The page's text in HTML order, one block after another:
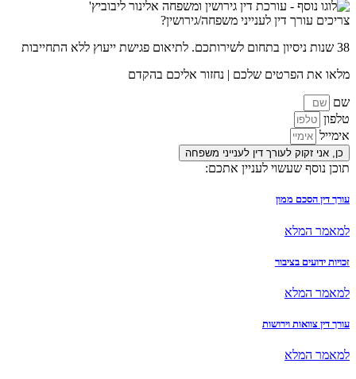
צריכים עורך דין לענייני משפחה/גירושין?
38 שנות ניסיון בתחום לשירותכם. לתיאום פגישת ייעוץ ללא התחייבות
מלאו את הפרטים שלכם | נחזור אליכם בהקדם
שם
טלפון
אימייל
כן, אני זקוק לעורך דין לענייני משפחה
תוכן נוסף שעשוי לעניין אתכם:
עורך דין הסכם ממון
למאמר המלא
זכויות ידועים בציבור
למאמר המלא
עורך דין צוואות וירושות
למאמר המלא